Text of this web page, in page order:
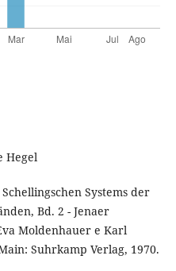
Hegel
Systems der
Bd. 2 - Jenaer
Moldenhauer e Karl
Suhrkamp Verlag, 1970.